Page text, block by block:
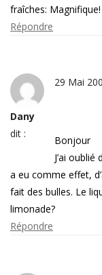
fraîches: Magnifique!
Répondre
Dany
dit :
29 Mai
Bonjour
J’ai
a eu comme effet,
fait des bulles. Le
limonade?
Répondre